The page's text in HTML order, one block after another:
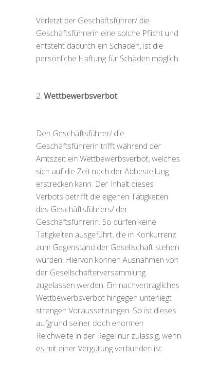
Verletzt der Geschäftsführer/ die
Geschäftsführerin eine solche Pflicht und
entsteht dadurch ein Schaden, ist die
persönliche Haftung für Schäden möglich.
Wettbewerbsverbot
Den Geschäftsführer/ die
Geschäftsführerin trifft während der
Amtszeit ein Wettbewerbsverbot, welches
sich auf die Zeit nach der Abbestellung
erstrecken kann. Der Inhalt dieses
Verbots betrifft die eigenen Tätigkeiten
des Geschäftsführers/ der
Geschäftsführerin. So dürfen keine
Tätigkeiten ausgeführt, die in Konkurrenz
zum Gegenstand der Gesellschaft stehen
würden. Hiervon können Ausnahmen von
der Gesellschafterversammlung
zugelassen werden. Ein nachvertragliches
Wettbewerbsverbot hingegen unterliegt
strengen Voraussetzungen. So ist dieses
aufgrund seiner doch enormen
Reichweite in der Regel nur zulässig, wenn
es mit einer Vergütung verbunden ist.